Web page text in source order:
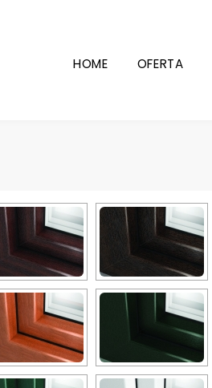
HOME OFERTA